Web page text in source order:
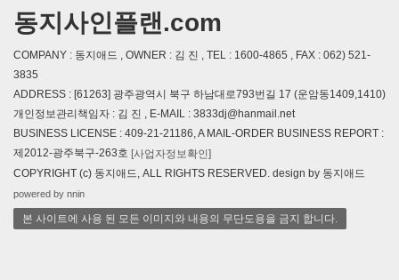
동지사인플랜.com
COMPANY : 동지애드 , OWNER : 김 진 , TEL : 1600-4865 , FAX : 062) 521-
3835
ADDRESS : [61263] 광주광역시 북구 하남대로793번길 17 (운암동1409,1410)
개인정보관리책임자 : 김 진 , E-MAIL : 3833dj@hanmail.net
BUSINESS LICENSE : 409-21-21186, A MAIL-ORDER BUSINESS REPORT :
제2012-광주북구-263호 [사업자정보확인]
COPYRIGHT (c) 동지애드, ALL RIGHTS RESERVED. design by 동지애드
powered by nnin
본 사이트에 사용 된 모든 이미지와 내용의 무단도용을 금지 합니다.